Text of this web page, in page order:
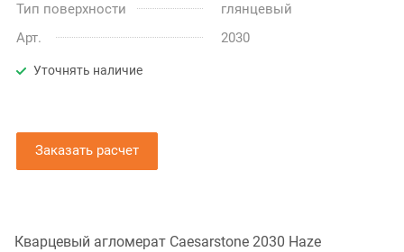
Тип поверхности
глянцевый
Арт.
2030
Уточнять наличие
Заказать расчет
Кварцевый агломерат Caesarstone 2030 Haze